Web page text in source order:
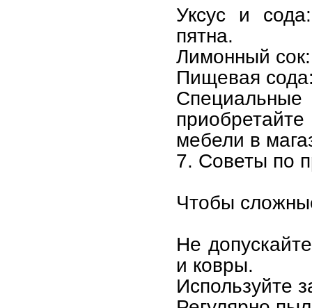
Уксус и
пятна.
Лимонный
Пищевая сода:
мебели в
7. Советы по
Чтобы
Не
и ковры.
Используйте